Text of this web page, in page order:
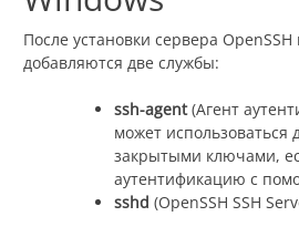
После установки сервера
добавляются две службы:
ssh-agent(Агент
может использоваться
закрытыми ключами,
аутентификацию с
sshd (OpenSSH SSH